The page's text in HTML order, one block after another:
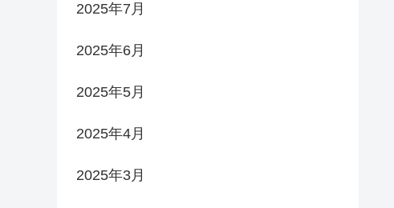
2025年7月
2025年6月
2025年5月
2025年4月
2025年3月